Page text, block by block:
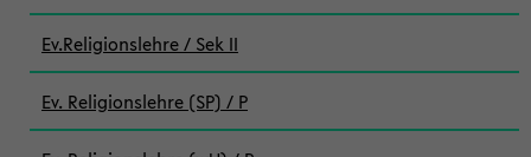
Ev.Religionslehre / Sek II
Ev. Religionslehre (SP) / P